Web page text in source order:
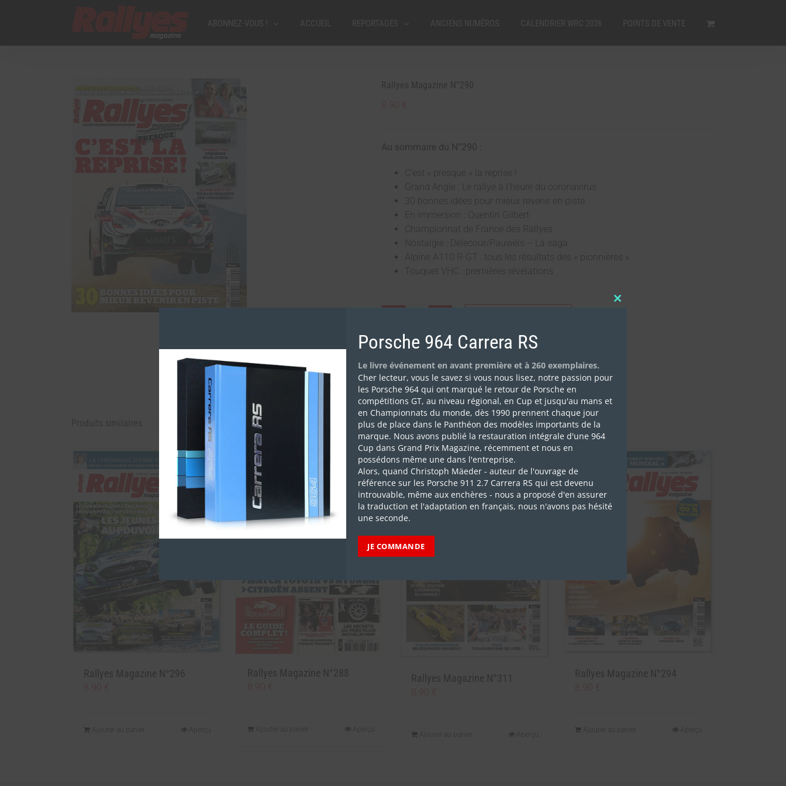
ABONNEZ-VOUS ! ACCUEIL REPORTAGES ANCIENS NUMÉROS CALENDRIER WRC 2026 POINTS DE VENTE
Rallyes Magazine N°290
Au sommaire du N°290 :
C’est « presque » la reprise !
Grand Angle : Le rallye à l’heure du coronavirus
30 bonnes idées pour mieux revenir en piste
En immersion : Quentin Gilbert
Championnat de France des Rallyes
Nostalgie : Delecour/Pauwels – La saga
Alpine A110 R-GT : tous les résultats des « pionnières »
Touquet VHC : premières révélations
Catégorie :Anciens numéros
Rallyes Magazine N°296
Ajouter au panier Aperçu
Rallyes Magazine N°288
Ajouter au panier Aperçu
Rallyes Magazine N°311
Ajouter au panier Aperçu
Rallyes Magazine N°294
Ajouter au panier Aperçu
Porsche 964 Carrera RS
Le livre événement en avant première et à 260 exemplaires.
Cher lecteur, vous le savez si vous nous lisez, notre passion pour
les Porsche 964 qui ont marqué le retour de Porsche en
compétitions GT, au niveau régional, en Cup et jusqu'au mans et
en Championnats du monde, dès 1990 prennent chaque jour
plus de place dans le Panthéon des modèles importants de la
marque. Nous avons publié la restauration intégrale d'une 964
Cup dans Grand Prix Magazine, récemment et nous en
possédons même une dans l'entreprise.
Alors, quand Christoph Mäeder - auteur de l'ouvrage de
référence sur les Porsche 911 2.7 Carrera RS qui est devenu
introuvable, même aux enchères - nous a proposé d'en assurer
la traduction et l'adaptation en français, nous n'avons pas hésité
une seconde.
JE COMMANDE